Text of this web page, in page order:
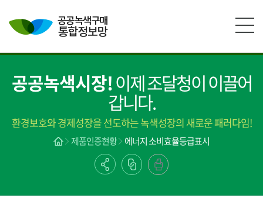
공공녹색시장!이제 조달청이 이끌어
갑니다.
환경보호와 경제성장을 선도하는 녹색성장의 새로운 패러다임!
제품인증현황 에너지 소비효율등급표시